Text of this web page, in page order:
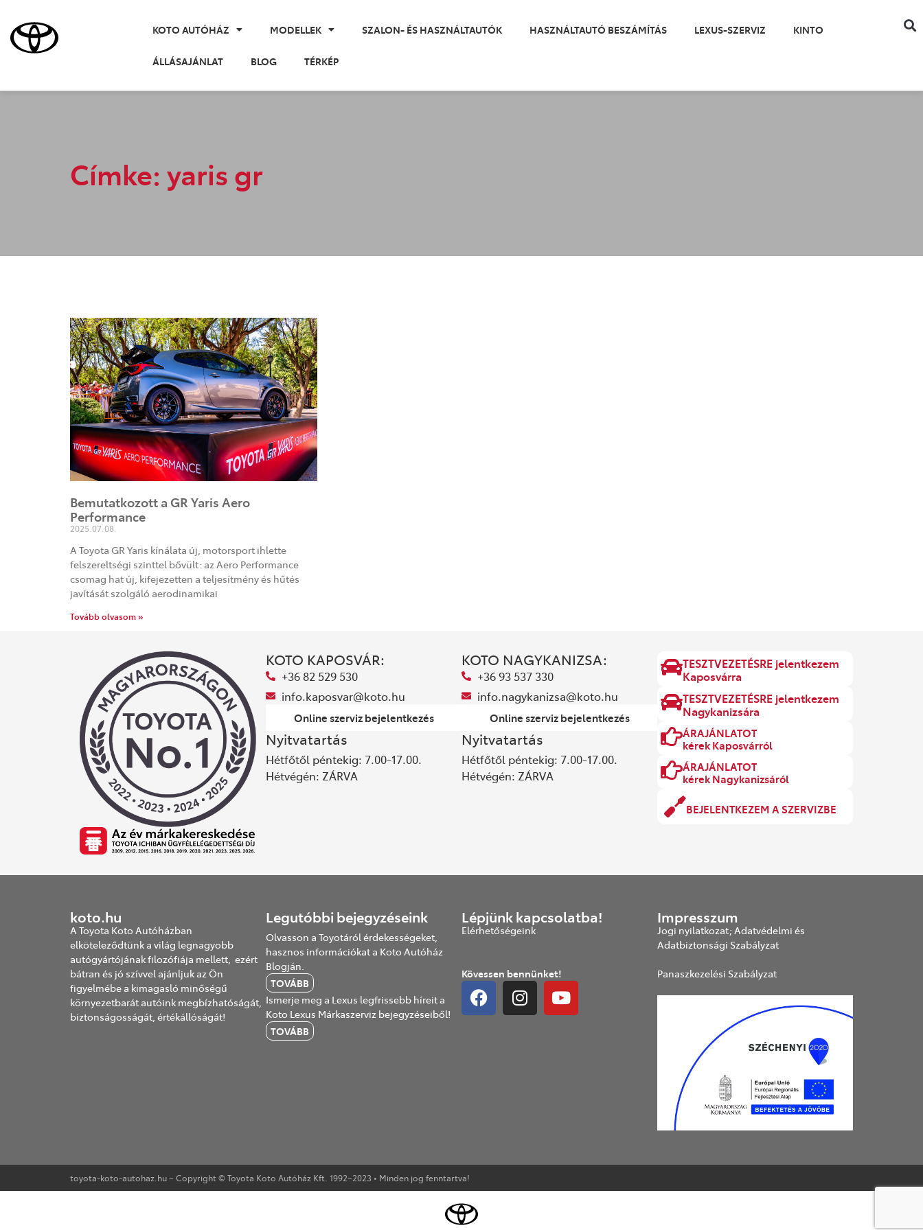
KOTO AUTÓHÁZ MODELLEK SZALON- ÉS HASZNÁLTAUTÓK HASZNÁLTAUTÓ BESZÁMÍTÁS LEXUS-SZERVIZ KINTO
ÁLLÁSAJÁNLAT BLOG TÉRKÉP
Címke: yaris gr
Bemutatkozott a GR Yaris Aero
Performance
2025.07.08.
A Toyota GR Yaris kínálata új, motorsport ihlette
felszereltségi szinttel bővült: az Aero Performance
csomag hat új, kifejezetten a teljesítmény és hűtés
javítását szolgáló aerodinamikai
Tovább olvasom »
KOTO KAPOSVÁR:
+36 82 529 530
info.kaposvar@koto.hu
Online szerviz bejelentkezés
Nyitvatartás
Hétfőtől péntekig: 7.00-17.00.
Hétvégén: ZÁRVA
KOTO NAGYKANIZSA:
+36 93 537 330
info.nagykanizsa@koto.hu
Online szerviz bejelentkezés
Nyitvatartás
Hétfőtől péntekig: 7.00-17.00.
Hétvégén: ZÁRVA
TESZTVEZETÉSRE jelentkezem
Kaposvárra
TESZTVEZETÉSRE jelentkezem
Nagykanizsára
ÁRAJÁNLATOT
kérek Kaposvárról
ÁRAJÁNLATOT
kérek Nagykanizsáról
BEJELENTKEZEM A SZERVIZBE
koto.hu
A Toyota Koto Autóházban
elköteleződtünk a világ legnagyobb
autógyártójának filozófiája mellett, ezért
bátran és jó szívvel ajánljuk az Ön
figyelmébe a kimagasló minőségű
környezetbarát autóink megbízhatóságát,
biztonságosságát, értékállóságát!
Legutóbbi bejegyzéseink
Olvasson a Toyotáról érdekességeket,
hasznos információkat a Koto Autóház
Blogján.
TOVÁBB
Ismerje meg a Lexus legfrissebb híreit a
Koto Lexus Márkaszerviz bejegyzéseiből!
TOVÁBB
Lépjünk kapcsolatba!
Elérhetőségeink
Kövessen bennünket!
Impresszum
Jogi nyilatkozat; Adatvédelmi és
Adatbiztonsági Szabályzat
Panaszkezelési Szabályzat
toyota-koto-autohaz.hu – Copyright © Toyota Koto Autóház Kft. 1992–2023 • Minden jog fenntartva!